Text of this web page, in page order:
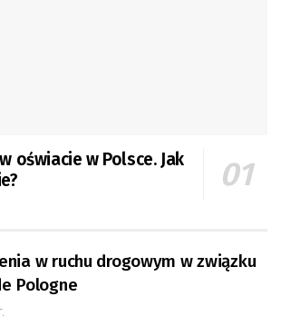
oświacie w Polsce. Jak
w ruchu drogowym w związku
Pologne